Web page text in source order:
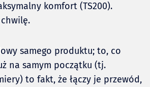
komfort (TS200).
samego produktu; to, co
na samym początku (tj.
to fakt, że łączy je przewód,